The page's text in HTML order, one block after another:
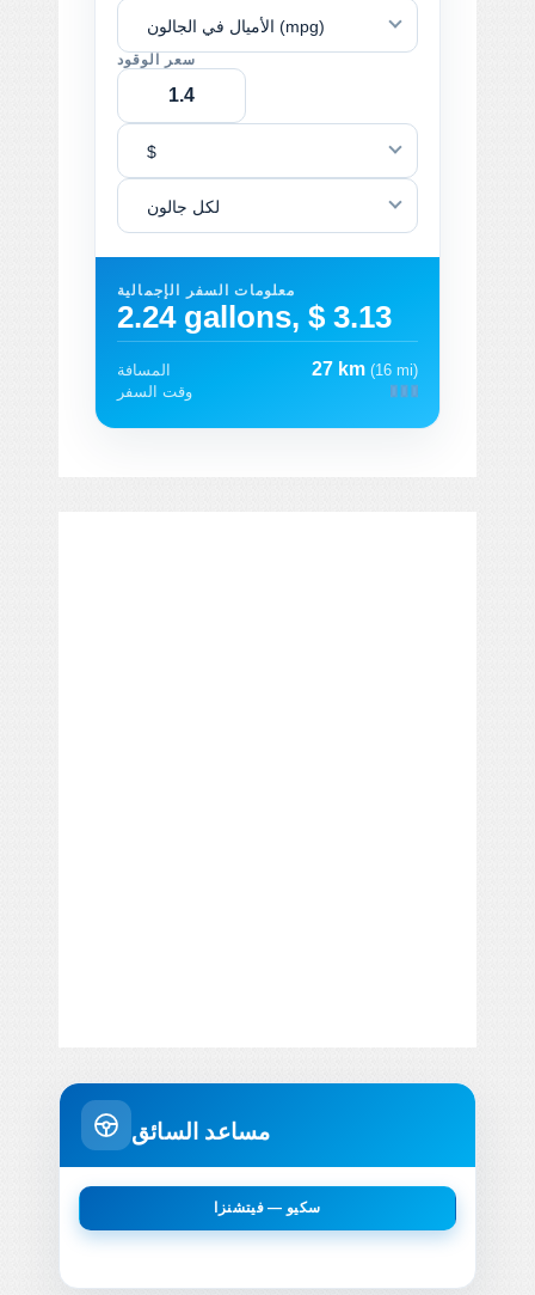
الأميال في الجالون (mpg)
سعر الوقود
$
لكل جالون
معلومات السفر الإجمالية
2.24 gallons, $ 3.13
المسافة 27 km (16 mi)
وقت السفر
مساعد السائق
سكيو — فيتشنزا